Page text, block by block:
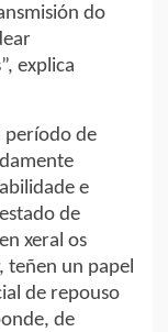
do
explica
período de
e
de
xeral os
teñen un papel
de repouso
de